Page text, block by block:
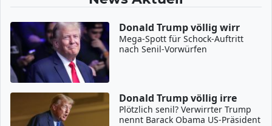
Donald Trump völlig wirr
Mega-Spott für Schock-Auftritt
nach Senil-Vorwürfen
Donald Trump völlig irre
Plötzlich senil? Verwirrter Trump
nennt Barack Obama US-Präsident